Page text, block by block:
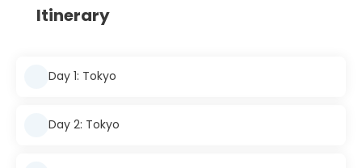
Itinerary
Day 1: Tokyo
Day 2: Tokyo